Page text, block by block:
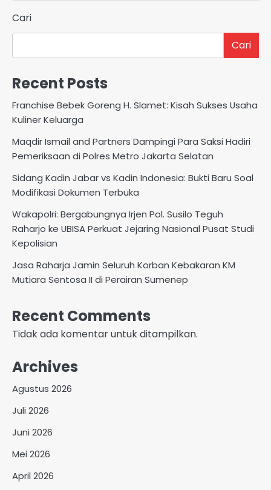
Cari
Cari
Recent Posts
Franchise Bebek Goreng H. Slamet: Kisah Sukses Usaha
Kuliner Keluarga
Maqdir Ismail and Partners Dampingi Para Saksi Hadiri
Pemeriksaan di Polres Metro Jakarta Selatan
Sidang Kadin Jabar vs Kadin Indonesia: Bukti Baru Soal
Modifikasi Dokumen Terbuka
Wakapolri: Bergabungnya Irjen Pol. Susilo Teguh
Raharjo ke UBISA Perkuat Jejaring Nasional Pusat Studi
Kepolisian
Jasa Raharja Jamin Seluruh Korban Kebakaran KM
Mutiara Sentosa II di Perairan Sumenep
Recent Comments
Tidak ada komentar untuk ditampilkan.
Archives
Agustus 2026
Juli 2026
Juni 2026
Mei 2026
April 2026